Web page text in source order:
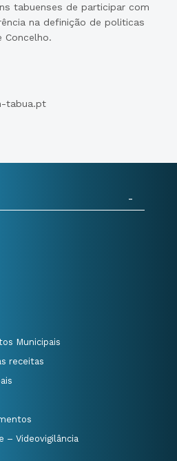
tabuenses de participar com
na definição de politicas
Concelho.
tabua.pt
Municipais
receitas
– Videovigilância